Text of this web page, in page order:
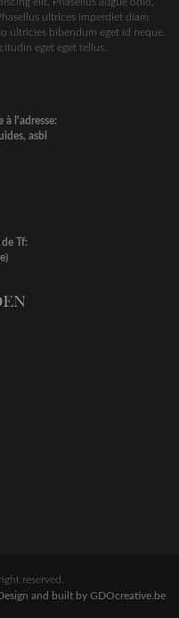
ultrices imperdiet diam
ultricies bibendum eget id neque.
eget eget tellus.
à l'adresse:
asbl
Tf:
reserved.
and built by GDOcreative.be